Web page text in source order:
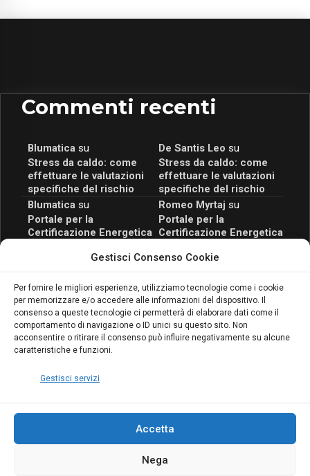
Gestisci Consenso Cookie
Per fornire le migliori esperienze, utilizziamo tecnologie come i cookie
per memorizzare e/o accedere alle informazioni del dispositivo. Il
consenso a queste tecnologie ci permetterà di elaborare dati come il
comportamento di navigazione o ID unici su questo sito. Non
acconsentire o ritirare il consenso può influire negativamente su alcune
caratteristiche e funzioni.
Gestisci servizi
Accetta
Nega
Commenti recenti
Blumaticasu
Stress da caldo: come
effettuare le valutazioni
specifiche del rischio
De Santis Leo su
Stress da caldo: come
effettuare le valutazioni
specifiche del rischio
Blumaticasu
Portale per la
Certificazione Energetica
scopri il Corso Blumatica
Romeo Myrtaj su
Portale per la
Certificazione Energetica
scopri il Corso Blumatica
Blumaticasu
Coordinatore della
Sicurezza: cosa è
richiesto per abilitazione
e aggiornamento